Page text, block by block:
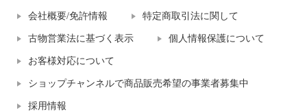
会社概要/免許情報 特定商取引法に関して
古物営業法に基づく表示 個人情報保護について
お客様対応について
ショップチャンネルで商品販売希望の事業者募集中
採用情報